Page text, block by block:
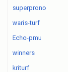
superprono
waris-turf
Echo-pmu
winners
kriturf